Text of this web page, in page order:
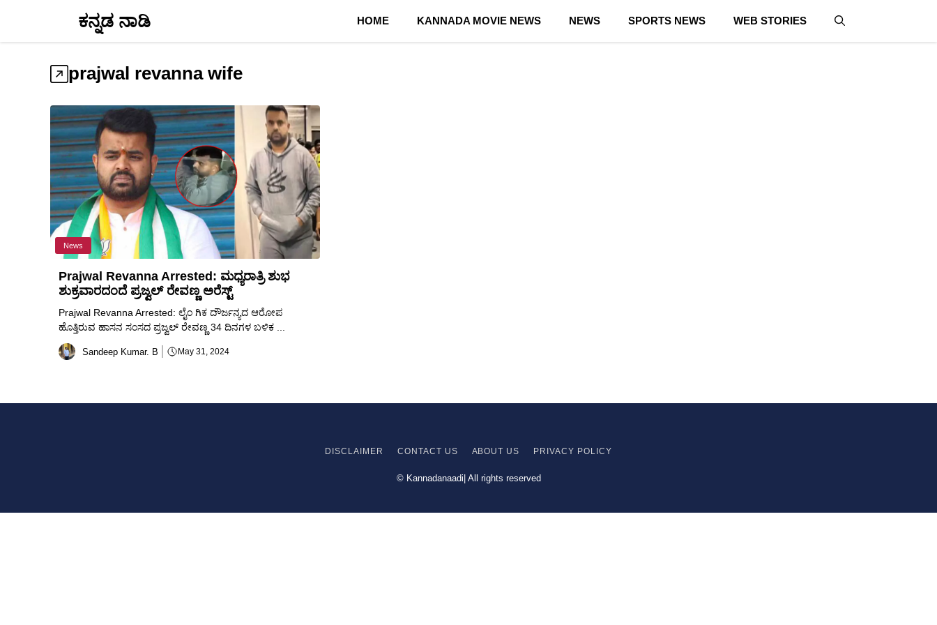
ಕನ್ನಡ ನಾಡಿ HOME KANNADA MOVIE NEWS NEWS SPORTS NEWS WEB STORIES
prajwal revanna wife
News
Prajwal Revanna Arrested: ಮಧ್ಯರಾತ್ರಿ ಶುಭ
ಶುಕ್ರವಾರದಂದೆ ಪ್ರಜ್ವಲ್ ರೇವಣ್ಣ ಅರೆಸ್ಟ್
Prajwal Revanna Arrested: ಲೈಂ ಗಿಕ ದೌರ್ಜನ್ಯದ ಆರೋಪ
ಹೊತ್ತಿರುವ ಹಾಸನ ಸಂಸದ ಪ್ರಜ್ವಲ್ ರೇವಣ್ಣ 34 ದಿನಗಳ ಬಳಿಕ ...
Sandeep Kumar. B May 31, 2024
DISCLAIMER CONTACT US ABOUT US PRIVACY POLICY
© Kannadanaadi| All rights reserved